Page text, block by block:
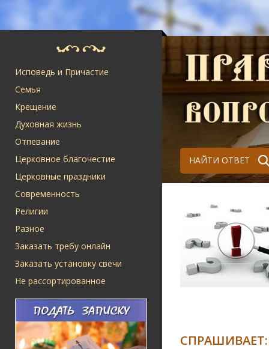
Исповедь и Причастие
Семья
Крещение
Духовная жизнь
Отпевание
Церковное благочестие
Церковные праздники
Современность
Религии
Разное
Заказать требу онлайн
Заказать установку свечи
Не рассортированное
НАЙТИ ОТВЕТ
СПРАШИВАЕТ: